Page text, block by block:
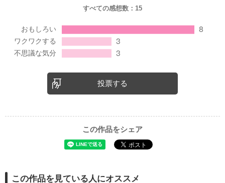
すべての感想数： 15
投票する
この作品をシェア
この作品を見ている人にオススメ